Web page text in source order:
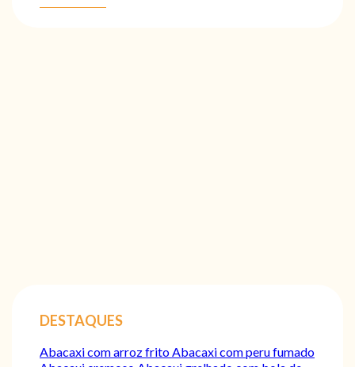
DESTAQUES
Abacaxi com arroz fritoAbacaxi com peru fumado